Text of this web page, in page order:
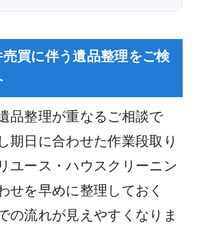
売買に伴う遺品整理をご検
品整理が重なるご相談で
期日に合わせた作業段取り
ユース・ハウスクリーニン
せを早めに整理しておく
の流れが見えやすくなりま